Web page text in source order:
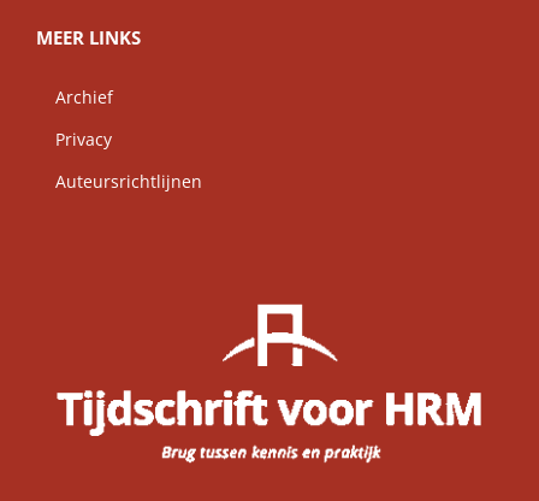
MEER LINKS
Archief
Privacy
Auteursrichtlijnen